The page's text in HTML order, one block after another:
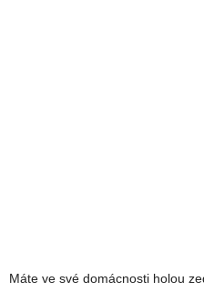
Máte ve své domácnosti holou